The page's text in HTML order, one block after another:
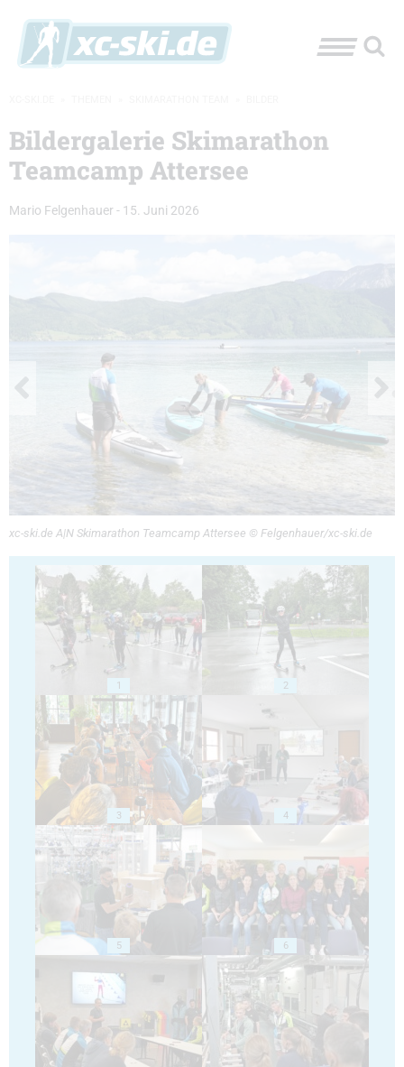
Bildergalerie Skimarathon
Teamcamp Attersee
Mario Felgenhauer - 15. Juni 2026
xc-ski.de A|N Skimarathon Teamcamp Attersee © Felgenhauer/xc-ski.de
1 2
3 4
5 6